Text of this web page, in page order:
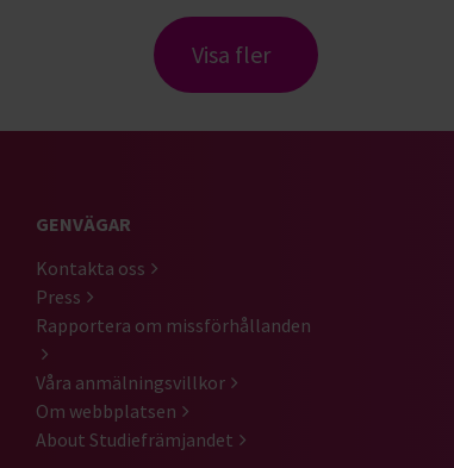
Visa fler
GENVÄGAR
Kontakta oss
Press
Rapportera om missförhållanden
Våra anmälningsvillkor
Om webbplatsen
About Studiefrämjandet